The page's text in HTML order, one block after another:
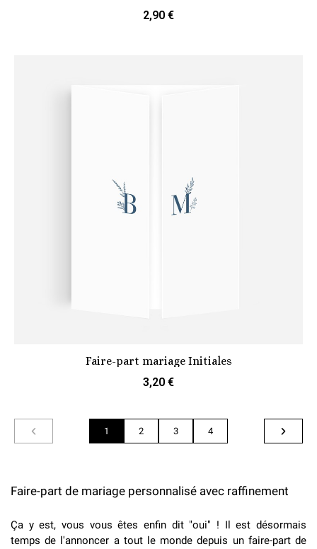
2,90 €
Faire-part mariage Initiales
3,20 €
1 2 3 4
Faire-part de mariage personnalisé avec raffinement
Ça y est, vous vous êtes enfin dit "oui" ! Il est désormais
temps de l'annoncer a tout le monde depuis un faire-part de